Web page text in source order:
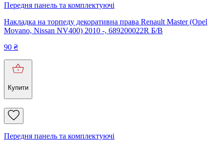
Передня панель та комплектуючі
Накладка на торпеду декоративна права Renault Master (Opel
Movano, Nissan NV400) 2010 -, 689200022R Б/В
90 ₴
Купити
Передня панель та комплектуючі